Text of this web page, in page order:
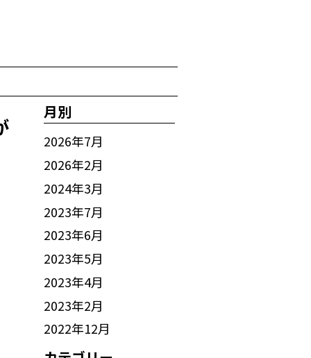
月別
2026年7月
2026年2月
2024年3月
2023年7月
2023年6月
2023年5月
2023年4月
2023年2月
2022年12月